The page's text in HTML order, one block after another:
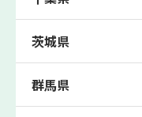
別指導塾で今なら無料体験受付
茨城県
群馬県